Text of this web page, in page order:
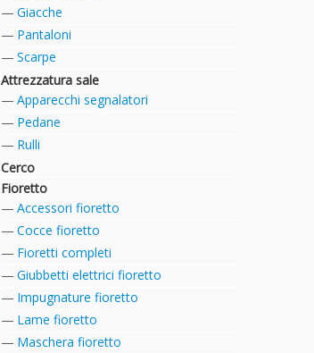
Giacche
Pantaloni
Scarpe
Attrezzatura sale
Apparecchi segnalatori
Pedane
Rulli
Cerco
Fioretto
Accessori fioretto
Cocce fioretto
Fioretti completi
Giubbetti elettrici fioretto
Impugnature fioretto
Lame fioretto
Maschera fioretto